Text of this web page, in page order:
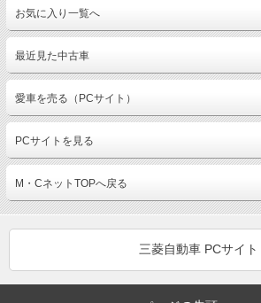
お気に入り一覧へ
最近見た中古車
愛車を売る（PCサイト）
PCサイトを見る
M・CネットTOPへ戻る
三菱自動車 PCサイト